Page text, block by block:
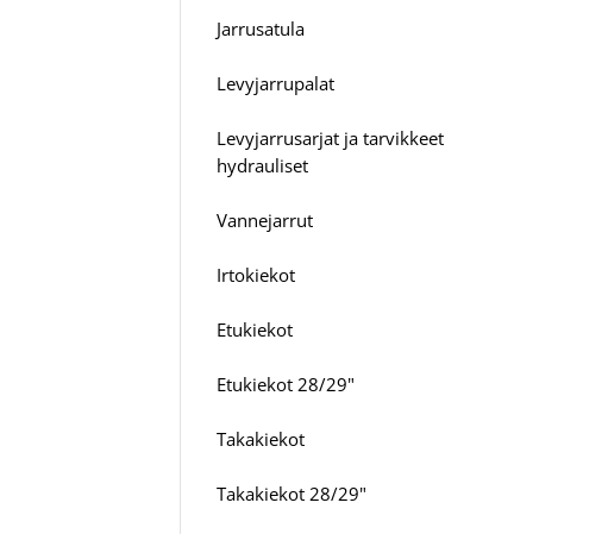
Jarrusatula
Levyjarrupalat
Levyjarrusarjat ja tarvikkeet
hydrauliset
Vannejarrut
Irtokiekot
Etukiekot
Etukiekot 28/29"
Takakiekot
Takakiekot 28/29"